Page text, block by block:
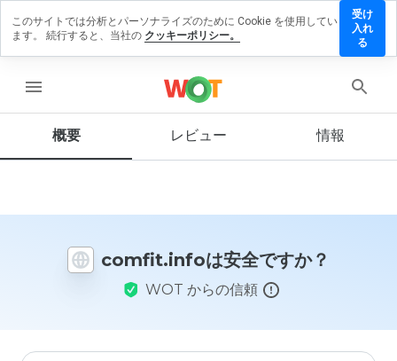
menu
概要 レビュー 情報
comfit.infoは安全ですか？
WOT からの信頼
ビュ
残す
この
イト
価し
このサイトでは分析とパーソナライズのために Cookie を使用してい
ます。 続行すると、当社の クッキーポリシー。
受け
入れ
る